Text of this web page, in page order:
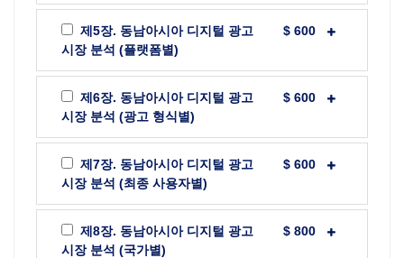
제5장. 동남아시아 디지털 광고
시장 분석 (플랫폼별)
$ 600
제6장. 동남아시아 디지털 광고
시장 분석 (광고 형식별)
$ 600
제7장. 동남아시아 디지털 광고
시장 분석 (최종 사용자별)
$ 600
제8장. 동남아시아 디지털 광고
시장 분석 (국가별)
$ 800